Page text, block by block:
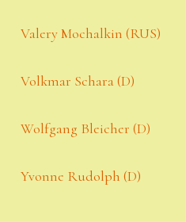
Valery Mochalkin (RUS)
Volkmar Schara (D)
Wolfgang Bleicher (D)
Yvonne Rudolph (D)